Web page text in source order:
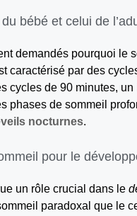
bébé et celui de
demandés pourquoi le
caractérisé par des
cycles de 90 minutes, un
phases de sommeil
nocturnes.
pour le
un rôle crucial dans le
paradoxal que le